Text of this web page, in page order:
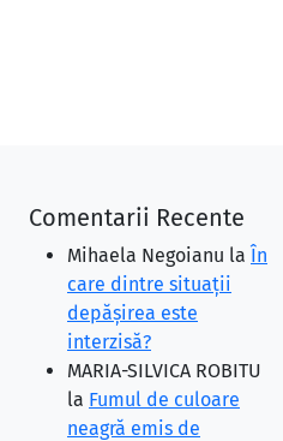
Comentarii Recente
Mihaela Negoianu la În
care dintre situaţii
depăşirea este
interzisă?
MARIA-SILVICA ROBITU
la Fumul de culoare
neagră emis de